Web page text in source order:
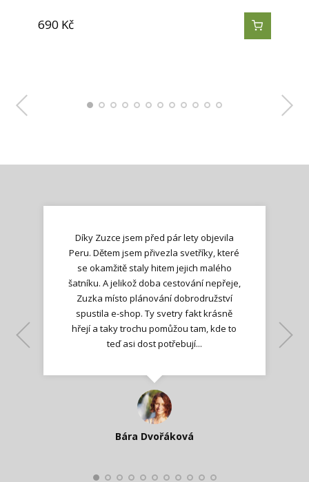
690 Kč
440 Kč
390 Kč
690 Kč
690 Kč
690 Kč
690 Kč
690 Kč
490 Kč
790 Kč
790 Kč
790 Kč
Díky Zuzce jsem před pár lety objevila
Peru. Dětem jsem přivezla svetříky, které
se okamžitě staly hitem jejich malého
šatníku. A jelikož doba cestování nepřeje,
Zuzka místo plánování dobrodružství
spustila e-shop. Ty svetry fakt krásně
hřejí a taky trochu pomůžou tam, kde to
teď asi dost potřebují...
Bára Dvořáková
Jana T.
Kateřina Veleta Štěpánová
Ilona M.
Lenka K.
Nadšená zpráva
Katka Perháčová
Smolková
Lenka K.